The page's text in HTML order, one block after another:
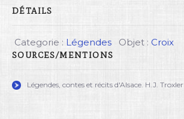
DÉTAILS
Categorie : Légendes Objet : Croix
SOURCES/MENTIONS
Légendes, contes et récits d'Alsace. H.J. Troxler